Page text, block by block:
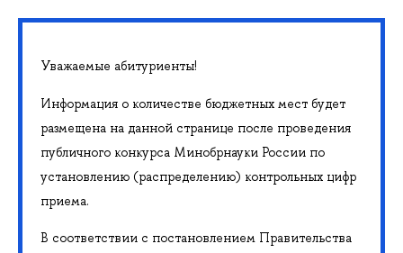
Уважаемые абитуриенты!
Информация о количестве бюджетных мест будет
размещена на данной странице после проведения
публичного конкурса Минобрнауки России по
установлению (распределению) контрольных цифр
приема.
В соответствии с постановлением Правительства